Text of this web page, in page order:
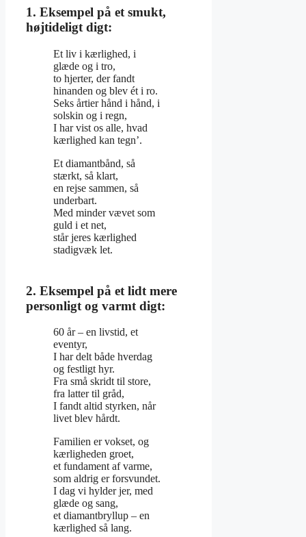
1. Eksempel på et smukt,
højtideligt digt:
Et liv i kærlighed, i
glæde og i tro,
to hjerter, der fandt
hinanden og blev ét i ro.
Seks årtier hånd i hånd, i
solskin og i regn,
I har vist os alle, hvad
kærlighed kan tegn’.
Et diamantbånd, så
stærkt, så klart,
en rejse sammen, så
underbart.
Med minder vævet som
guld i et net,
står jeres kærlighed
stadigvæk let.
2. Eksempel på et lidt mere
personligt og varmt digt:
60 år – en livstid, et
eventyr,
I har delt både hverdag
og festligt hyr.
Fra små skridt til store,
fra latter til gråd,
I fandt altid styrken, når
livet blev hårdt.
Familien er vokset, og
kærligheden groet,
et fundament af varme,
som aldrig er forsvundet.
I dag vi hylder jer, med
glæde og sang,
et diamantbryllup – en
kærlighed så lang.